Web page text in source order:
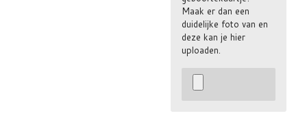
Maak er dan een
duidelijke foto van en
deze kan je hier
uploaden.